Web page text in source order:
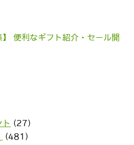
】 便利なギフト紹介・セール開
(27)
(481)